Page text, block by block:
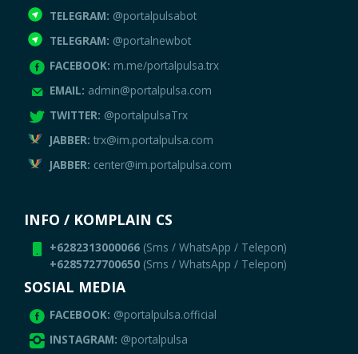
TELEGRAM: @portalpulsabot
TELEGRAM: @portalnewbot
FACEBOOK: m.me/portalpulsa.trx
EMAIL: admin@portalpulsa.com
TWITTER: @portalpulsaTrx
JABBER:trx@im.portalpulsa.com
JABBER: center@im.portalpulsa.com
INFO / KOMPLAIN CS
+6282313000066 (Sms / WhatsApp / Telepon)
+6285727700650 (Sms / WhatsApp / Telepon)
SOSIAL MEDIA
FACEBOOK: @portalpulsa.official
INSTAGRAM: @portalpulsa